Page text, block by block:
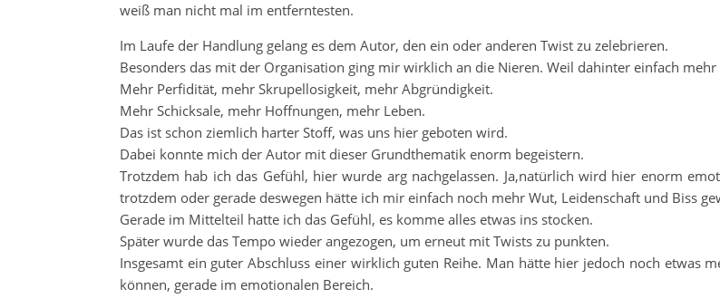
weiß man nicht mal im entferntesten.
Im Laufe der Handlung gelang es dem Autor, den ein oder anderen Twist zu zelebrieren.
Besonders das mit der Organisation ging mir wirklich an die Nieren. Weil dahinter einfach mehr
Mehr Perfidität, mehr Skrupellosigkeit, mehr Abgründigkeit.
Mehr Schicksale, mehr Hoffnungen, mehr Leben.
Das ist schon ziemlich harter Stoff, was uns hier geboten wird.
Dabei konnte mich der Autor mit dieser Grundthematik enorm begeistern.
Trotzdem hab ich das Gefühl, hier wurde arg nachgelassen. Ja,natürlich wird hier enorm
trotzdem oder gerade deswegen hätte ich mir einfach noch mehr Wut, Leidenschaft und Biss
Gerade im Mittelteil hatte ich das Gefühl, es komme alles etwas ins stocken.
Später wurde das Tempo wieder angezogen, um erneut mit Twists zu punkten.
Insgesamt ein guter Abschluss einer wirklich guten Reihe. Man hätte hier jedoch noch etwas
können, gerade im emotionalen Bereich.